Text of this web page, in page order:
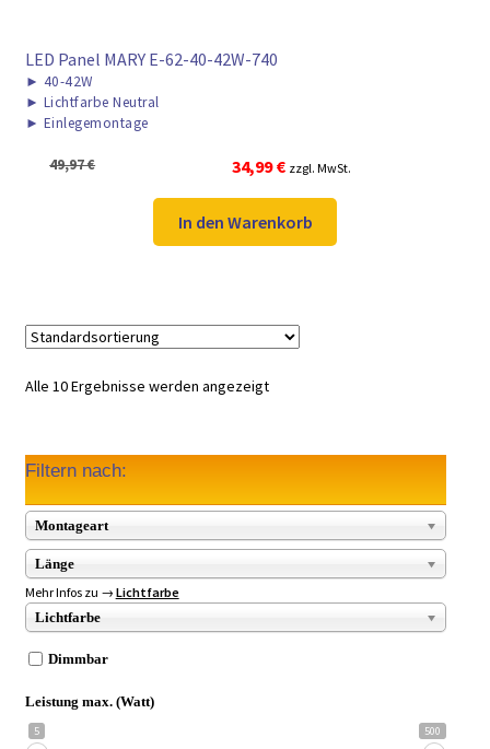
LED Panel MARY E-62-40-42W-740
► 40-42W
► Lichtfarbe Neutral
► Einlegemontage
49,97€
Ursprünglicher
war:
49,97 €
34,99€Aktueller
ist:
34,99 €.
zzgl. MwSt.
In den Warenkorb
Alle 10 Ergebnisse werden angezeigt
Filtern nach:
Montageart
Länge
Mehr Infos zu → Lichtfarbe
Lichtfarbe
Dimmbar
Leistung max. (Watt)
5 500